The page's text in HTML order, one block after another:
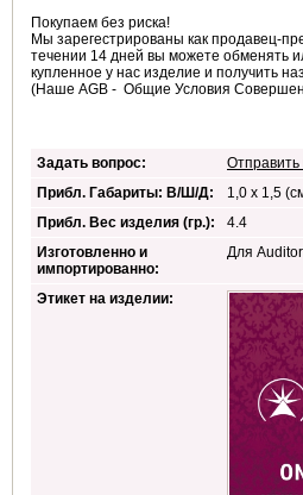
Покупаем без риска!
Мы зарегестрированы как продавец-
течении 14 дней вы можете обменять
купленное у нас изделие и получить
(Наше AGB - Общие Условия
Задать вопрос:
Отправить
Прибл. Габариты: В/Ш/Д:
1,0 x 1,5
Прибл. Вес изделия (гр.):
4.4
Изготовленно и
импортированно:
Для
Этикет на изделии: